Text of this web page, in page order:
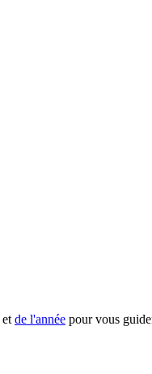
et de l'année pour vous